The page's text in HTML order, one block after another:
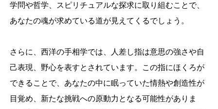
学問や哲学、スピリチュアルな探求に取り組むことで、
あなたの魂が求めている道が見えてくるでしょう。
さらに、西洋の手相学では、人差し指は意思の強さや自
己表現、野心を表すとされています。この指にほくろが
できることで、あなたの中に眠っていた情熱や創造性が
目覚め、新たな挑戦への原動力となる可能性がありま